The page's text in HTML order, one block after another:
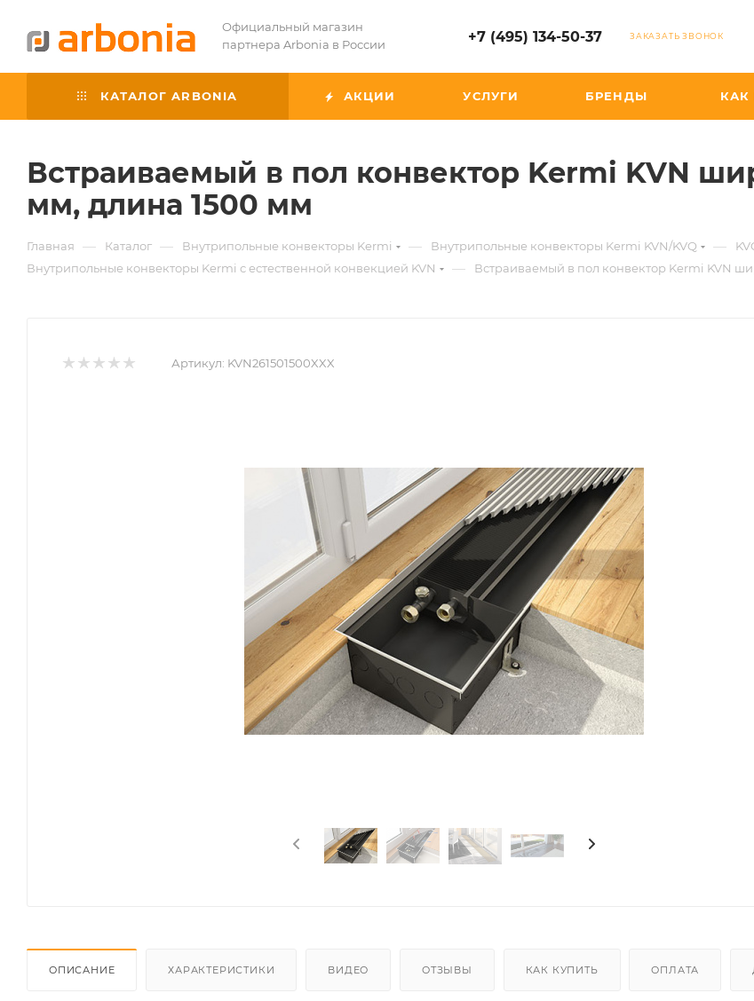
Официальный магазин
партнера Arbonia в России
+7 (495) 134-50-37 ЗАКАЗАТЬ ЗВОНОК
КАТАЛОГ ARBONIA АКЦИИ УСЛУГИ БРЕНДЫ КАК
Встраиваемый в пол конвектор Kermi KVN
мм, длина 1500 мм
Главная — Каталог — Внутрипольные конвекторы Kermi — Внутрипольные конвекторы Kermi KVN/KVQ —
Внутрипольные конвекторы Kermi с естественной конвекцией KVN — Встраиваемый в пол конвектор Kermi KVN
Артикул: KVN261501500XXX
ОПИСАНИЕ ХАРАКТЕРИСТИКИ ВИДЕО ОТЗЫВЫ КАК КУПИТЬ ОПЛАТА